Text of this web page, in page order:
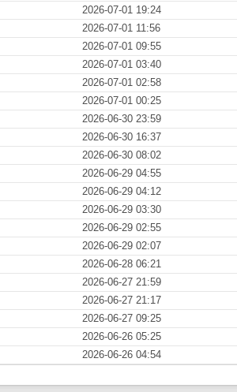
2026-07-01 19:24
2026-07-01 11:56
2026-07-01 09:55
2026-07-01 03:40
2026-07-01 02:58
2026-07-01 00:25
2026-06-30 23:59
2026-06-30 16:37
2026-06-30 08:02
2026-06-29 04:55
2026-06-29 04:12
2026-06-29 03:30
2026-06-29 02:55
2026-06-29 02:07
2026-06-28 06:21
2026-06-27 21:59
2026-06-27 21:17
2026-06-27 09:25
2026-06-26 05:25
2026-06-26 04:54